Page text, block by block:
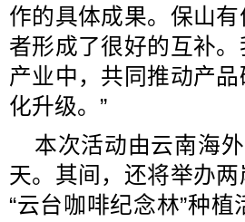
作的具体成果。保山
者形成了很好的互补
产业中，共同推动产
化升级。”
本次活动由云南海
天。其间，还将举办
“云台咖啡纪念林”种